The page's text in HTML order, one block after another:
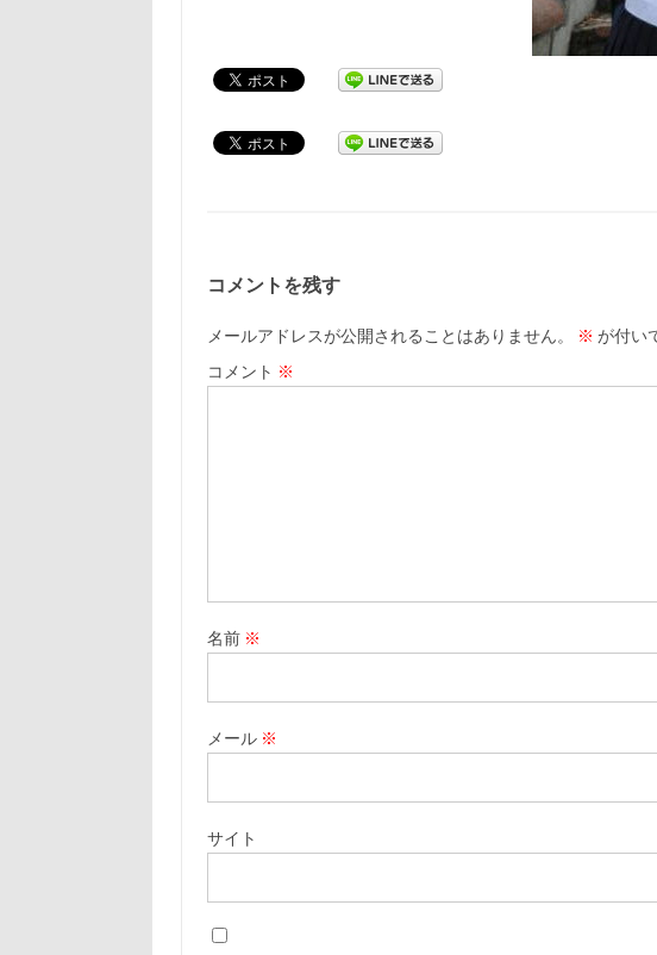
コメントを残す
メールアドレスが公開されることはありません。 ※ が付い
コメント ※
名前 ※
メール ※
サイト